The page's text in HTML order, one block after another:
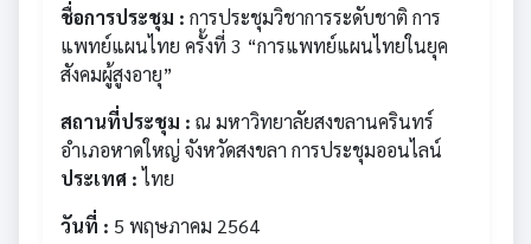
ชื่อการประชุม : การประชุมวิชาการระดับชาติ การ
แพทย์แผนไทย ครั้งที่ 3 “การแพทย์แผนไทยในยุค
สังคมผู้สูงอายุ”
สถานที่ประชุม : ณ มหาวิทยาลัยสงขลานครินทร์
อำเภอหาดใหญ่ จังหวัดสงขลา การประชุมออนไลน์
ประเทศ :ไทย
วันที่ : 5 พฤษภาคม 2564